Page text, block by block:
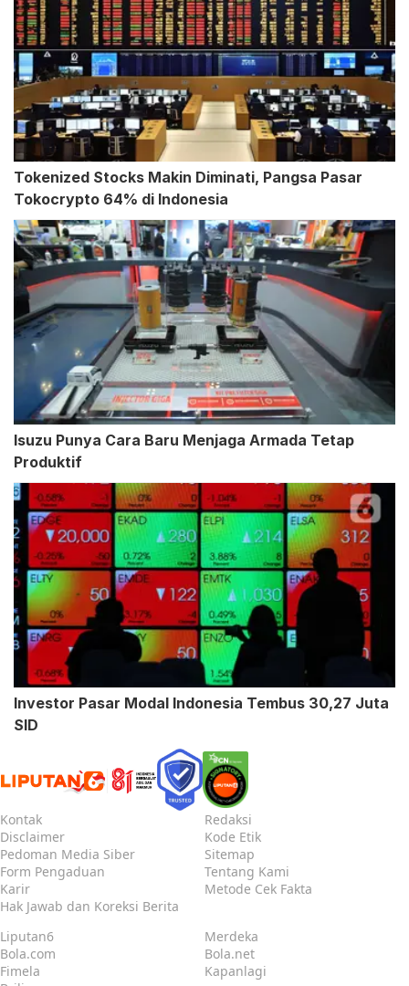
Tokenized Stocks Makin Diminati, Pangsa Pasar
Tokocrypto 64% di Indonesia
Isuzu Punya Cara Baru Menjaga Armada Tetap
Produktif
Investor Pasar Modal Indonesia Tembus 30,27 Juta
SID
Kontak
Redaksi
Disclaimer
Kode Etik
Pedoman Media Siber
Sitemap
Form Pengaduan
Tentang Kami
Karir
Metode Cek Fakta
Hak Jawab dan Koreksi Berita
Liputan6
Merdeka
Bola.com
Bola.net
Fimela
Kapanlagi